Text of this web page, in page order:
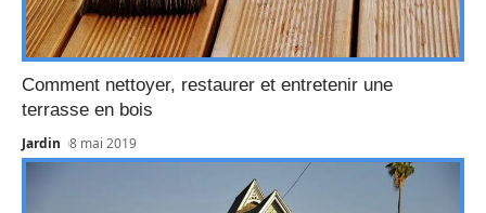
Comment nettoyer, restaurer et entretenir une
terrasse en bois
Jardin 8 mai 2019